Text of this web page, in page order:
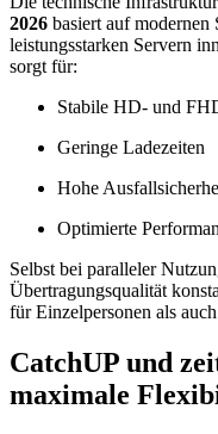
2026 basiert auf modernen
leistungsstarken Servern
sorgt für:
Stabile HD- und
Geringe Ladezeiten
Hohe
Optimierte
Selbst bei paralleler
Übertragungsqualität
für Einzelpersonen als
CatchUP und
maximale